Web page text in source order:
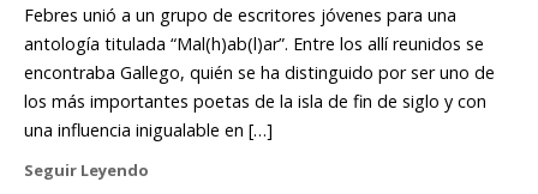
Febres unió a un grupo de escritores jóvenes para una
antología titulada “Mal(h)ab(l)ar”. Entre los allí reunidos se
encontraba Gallego, quién se ha distinguido por ser uno de
los más importantes poetas de la isla de fin de siglo y con
una influencia inigualable en […]
Seguir Leyendo